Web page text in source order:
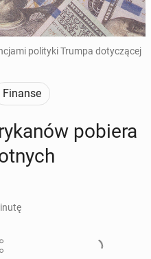
polityki Trumpa dotyczącej
Finanse
pobiera